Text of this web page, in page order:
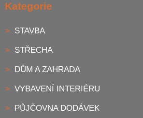
Kategorie
STAVBA
STŘECHA
DŮM A ZAHRADA
VYBAVENÍ INTERIÉRU
PŮJČOVNA DODÁVEK